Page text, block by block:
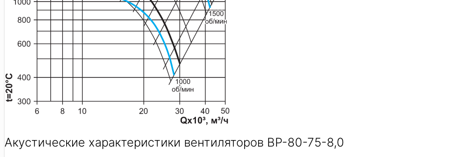
Акустические характеристики вентиляторов ВР-80-75-8,0